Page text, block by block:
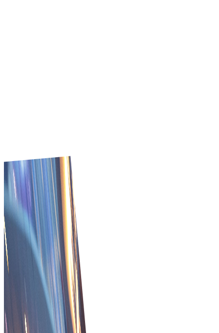
Fraudepreventie en koperscommitment
Een systeem dat verkoopfraude voorkomt en de
betrokkenheid van kopers garandeert voor veilige
transacties.